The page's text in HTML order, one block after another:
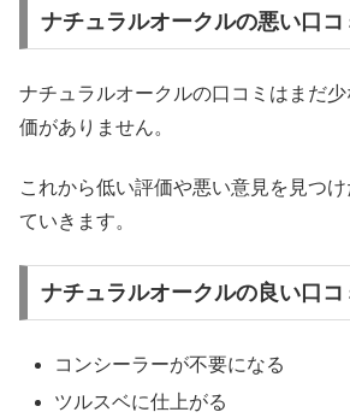
ナチュラルオークルの悪い口コ
ナチュラルオークルの口コミはまだ
価がありません。
これから低い評価や悪い意見を見つ
ていきます。
ナチュラルオークルの良い口コ
コンシーラーが不要になる
ツルスベに仕上がる